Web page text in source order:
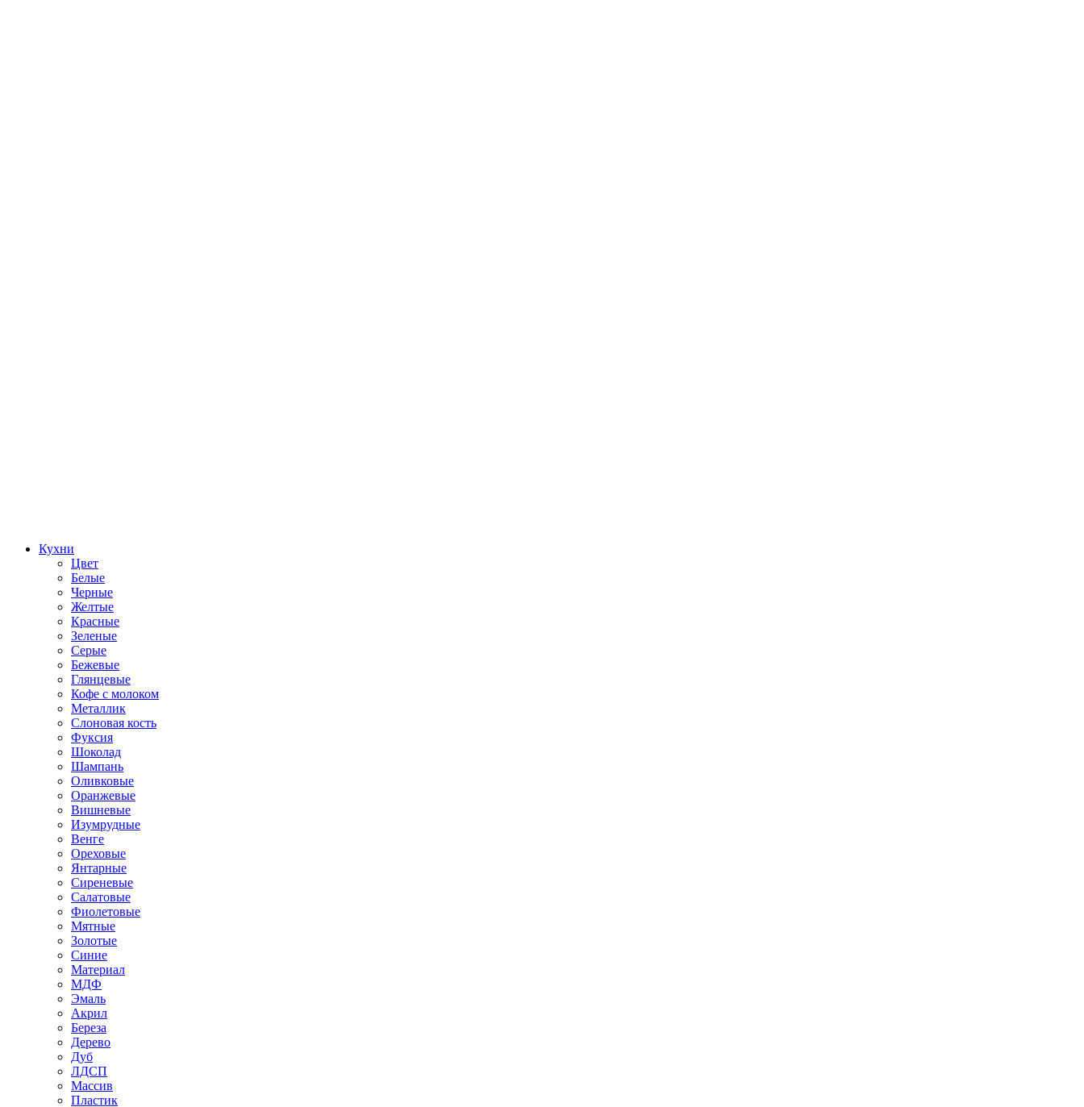
Кухни
Цвет
Белые
Черные
Желтые
Красные
Зеленые
Серые
Бежевые
Глянцевые
Кофе с молоком
Металлик
Слоновая кость
Фуксия
Шоколад
Шампань
Оливковые
Оранжевые
Вишневые
Изумрудные
Венге
Ореховые
Янтарные
Сиреневые
Салатовые
Фиолетовые
Мятные
Золотые
Синие
Материал
МДФ
Эмаль
Акрил
Береза
Дерево
Дуб
ЛДСП
Массив
Пластик